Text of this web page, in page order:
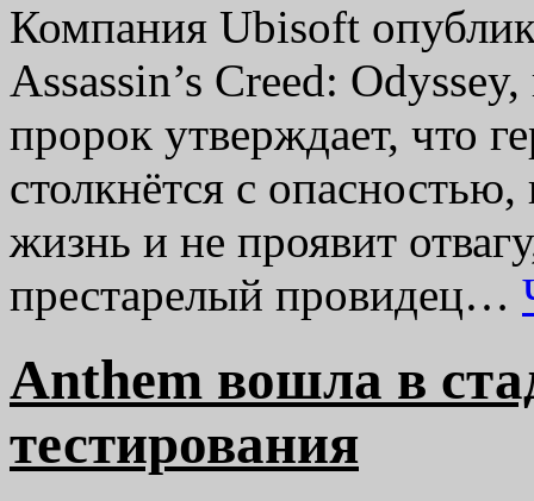
Компания Ubisoft
Assassin’s Creed:
пророк утверждает, что
столкнётся с
жизнь и не проявит
престарелый провидец…
Anthem вошла в
тестирования